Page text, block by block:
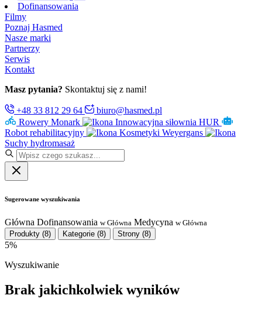
Dofinansowania
Filmy
Poznaj Hasmed
Nasze marki
Partnerzy
Serwis
Kontakt
Masz pytania? Skontaktuj się z nami!
+48 33 812 29 64
biuro@hasmed.pl
Rowery Monark
Innowacyjna siłownia HUR
Robot rehabilitacyjny
Kosmetyki Weyergans
Suchy hydromasaż
Sugerowane wyszukiwania
Główna Dofinansowania w Główna Medycyna w Główna
Produkty (8) Kategorie (8) Strony (8)
5%
Wyszukiwanie
Brak jakichkolwiek wyników